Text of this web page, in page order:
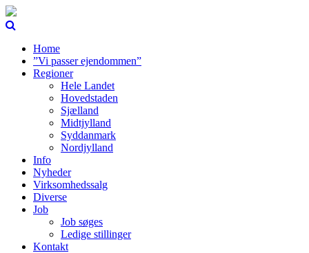
Home
”Vi passer ejendommen”
Regioner
Hele Landet
Hovedstaden
Sjælland
Midtjylland
Syddanmark
Nordjylland
Info
Nyheder
Virksomhedssalg
Diverse
Job
Job søges
Ledige stillinger
Kontakt